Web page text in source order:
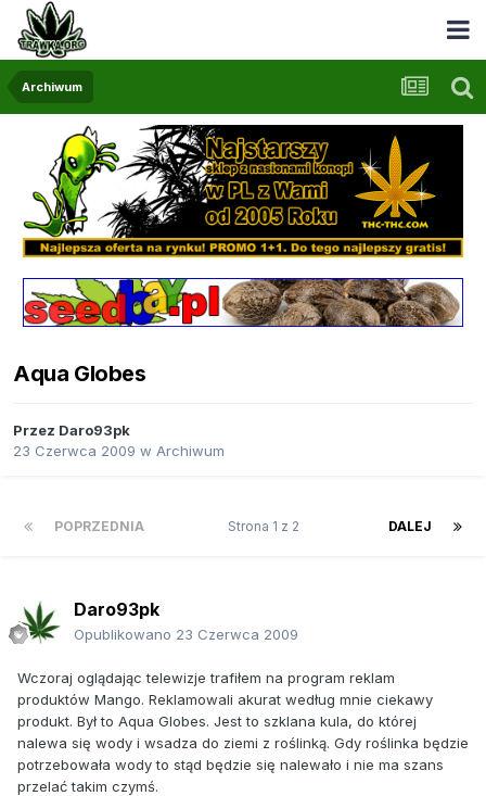
Archiwum
Aqua Globes
Przez Daro93pk
23 Czerwca 2009 w Archiwum
POPRZEDNIA DALEJ
Strona 1 z 2
Daro93pk
Opublikowano 23 Czerwca 2009
Wczoraj oglądając telewizje trafiłem na program reklam
produktów Mango. Reklamowali akurat według mnie ciekawy
produkt. Był to Aqua Globes. Jest to szklana kula, do której
nalewa się wody i wsadza do ziemi z roślinką. Gdy roślinka będzie
potrzebowała wody to stąd będzie się nalewało i nie ma szans
przelać takim czymś.